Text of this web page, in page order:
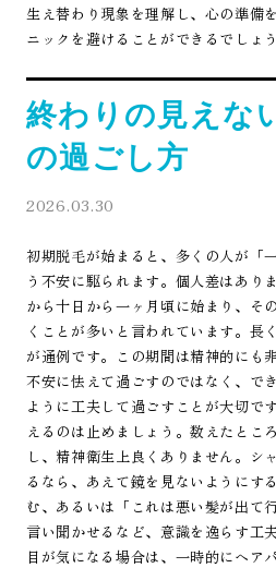
生え替わり現象を理解し、心の準備
ニックを避けることができるでしょう
終わりの見えな
の過ごし方
2026.03.30
初期脱毛が始まると、多くの人が「
う不安に駆られます。個人差はあり
から十日から一ヶ月頃に始まり、そ
くことが多いと言われています。長
が通例です。この期間は精神的にも
不安に怯えて過ごすのではなく、で
ように工夫して過ごすことが大切で
えるのは止めましょう。数えたとこ
し、精神衛生上良くありません。シ
るなら、あえて鏡を見ないようにす
む、あるいは「これは悪い髪が出て
言い聞かせるなど、意識を逸らす工
目が気になる場合は、一時的にヘア